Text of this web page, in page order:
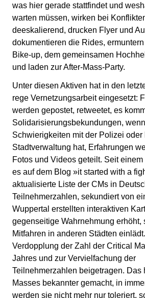
was hier gerade stattfindet und
warten müssen, wirken bei
deeskalierend, drucken Flyer und
dokumentieren die Rides,
Bike-up, dem gemeinsamen
und laden zur After-Mass-Party.
Unter diesen Aktiven hat in den
rege Vernetzungsarbeit eingesetzt:
werden gepostet, retweetet, es
Solidarisierungsbekundungen,
Schwierigkeiten mit der Polizei oder
Stadtverwaltung hat, Erfahrungen
Fotos und Videos geteilt. Seit
es auf dem Blog »it started with a
aktualisierte Liste der CMs in
Teilnehmerzahlen, sekundiert von
Wuppertal erstellten interaktiven
gegenseitige Wahrnehmung erhöht,
Mitfahren in anderen Städten
Verdopplung der Zahl der Critical
Jahres und zur Vervielfachung der
Teilnehmerzahlen beigetragen. Das
Masses bekannter gemacht, in
werden sie nicht mehr nur toleriert,